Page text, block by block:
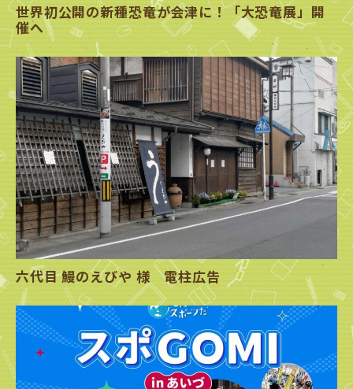
世界初公開の新種恐竜が会津に！「大恐竜展」開
催へ
六代目 鰻のえびや 様 電柱広告